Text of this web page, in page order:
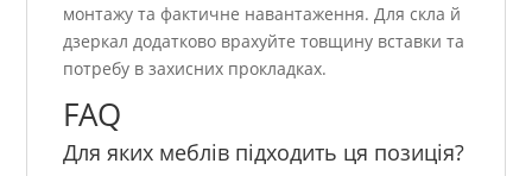
монтажу та фактичне навантаження. Для скла й
дзеркал додатково врахуйте товщину вставки та
потребу в захисних прокладках.
FAQ
Для яких меблів підходить ця позиція?